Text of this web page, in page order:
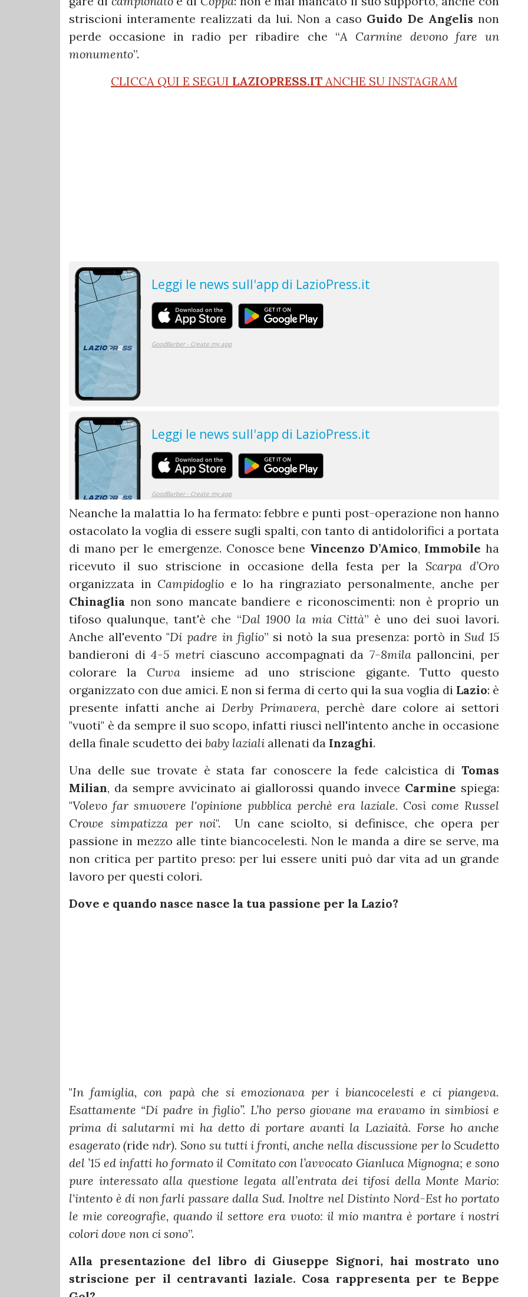
striscioni interamente realizzati da lui. Non a caso Guido De Angelis non
perde occasione in radio per ribadire che “A Carmine devono fare un
monumento”.
CLICCA QUI E SEGUI LAZIOPRESS.IT ANCHE SU INSTAGRAM
Neanche la malattia lo ha fermato: febbre e punti post-operazione non hanno
ostacolato la voglia di essere sugli spalti, con tanto di antidolorifici a portata
di mano per le emergenze. Conosce bene Vincenzo D’Amico, Immobile ha
ricevuto il suo striscione in occasione della festa per la Scarpa d’Oro
organizzata in Campidoglio e lo ha ringraziato personalmente, anche per
Chinaglia non sono mancate bandiere e riconoscimenti: non è proprio un
tifoso qualunque, tant'è che “Dal 1900 la mia Città” è uno dei suoi lavori.
Anche all'evento "Di padre in figlio” si notò la sua presenza: portò in Sud 15
bandieroni di4-5 metriciascuno accompagnati da 7-8milapalloncini, per
colorare la Curva insieme ad uno striscione gigante. Tutto questo
organizzato con due amici. E non si ferma di certo qui la sua voglia di Lazio: è
presente infatti anche aiDerby Primavera, perchè dare colore ai settori
"vuoti" è da sempre il suo scopo, infatti riuscì nell'intento anche in occasione
della finale scudetto dei baby laziali allenati da Inzaghi.
Una delle sue trovate è stata far conoscere la fede calcistica di Tomas
Milian, da sempre avvicinato ai giallorossi quando invece Carmine spiega:
"Volevo far smuovere l'opinione pubblica perchè era laziale. Così come Russel
Crowe simpatizza per noi".
Un cane sciolto, si definisce, che opera per
passione in mezzo alle tinte biancocelesti. Non le manda a dire se serve, ma
non critica per partito preso: per lui essere uniti può dar vita ad un grande
lavoro per questi colori.
Dove e quando nasce nasce la tua passione per la Lazio?
"In famiglia, con papà che si emozionava per i biancocelesti e ci piangeva.
Esattamente “Di padre in figlio”. L’ho perso giovane ma eravamo in simbiosi e
prima di salutarmi mi ha detto di portare avanti la Laziaità. Forse ho anche
esagerato (ridendr). Sono su tutti i fronti, anche nella discussione per lo Scudetto
del ’15 ed infatti ho formato il Comitato con l’avvocato Gianluca Mignogna; e sono
pure interessato alla questione legata all’entrata dei tifosi della Monte Mario:
l'intento è di non farli passare dalla Sud. Inoltre nel Distinto Nord-Est ho portato
le mie coreografie, quando il settore era vuoto: il mio mantra è portare i nostri
colori dove non ci sono”.
Alla presentazione del libro di Giuseppe Signori, hai mostrato uno
striscione per il centravanti laziale. Cosa rappresenta per te Beppe